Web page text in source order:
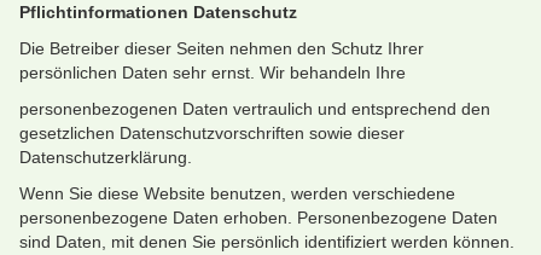
Pflichtinformationen Datenschutz
Die Betreiber dieser Seiten nehmen den Schutz Ihrer
persönlichen Daten sehr ernst. Wir behandeln Ihre
personenbezogenen Daten vertraulich und entsprechend den
gesetzlichen Datenschutzvorschriften sowie dieser
Datenschutzerklärung.
Wenn Sie diese Website benutzen, werden verschiedene
personenbezogene Daten erhoben. Personenbezogene Daten
sind Daten, mit denen Sie persönlich identifiziert werden können.